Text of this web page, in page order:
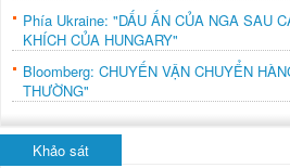
Phía Ukraine: "DẤU ẤN CỦA NGA SAU
KHÍCH CỦA HUNGARY"
Bloomberg: CHUYẾN VẬN CHUYỂN
THƯỜNG"
Khảo sát